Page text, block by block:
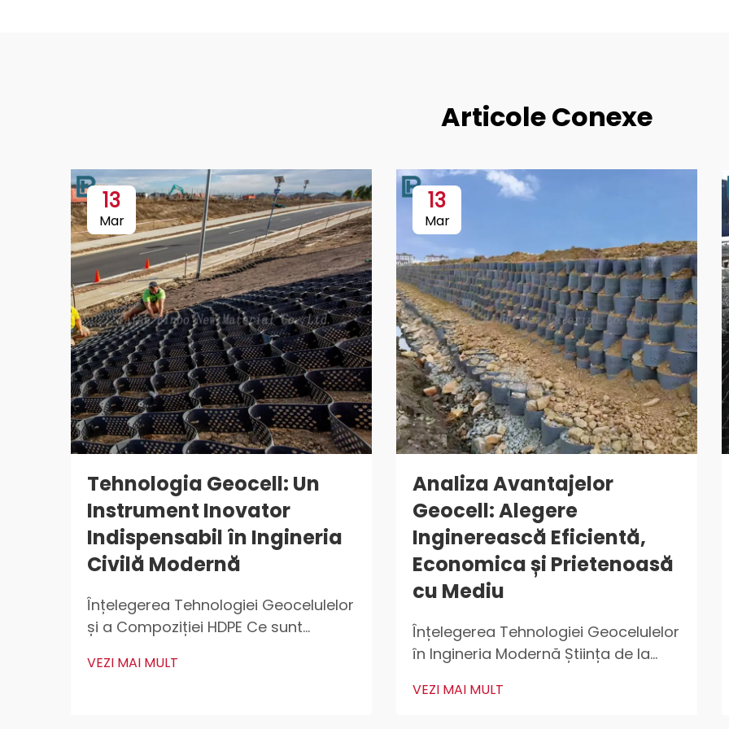
Articole Conexe
13
Mar
Tehnologia Geocell: Un
Instrument Inovator
Indispensabil în Ingineria
Civilă Modernă
Înțelegerea Tehnologiei Geocelulelor
și a Compoziției HDPE Ce sunt
structuri ușoare, tridimensionale
VEZI MAI MULT
13
Mar
Analiza Avantajelor
Geocell: Alegere
Inginerească Eficientă,
Economica și Prietenoasă
cu Mediu
Înțelegerea Tehnologiei Geocelulelor
în Ingineria Modernă Știința de la
Cellulară Tehnologia geocelulelor
VEZI MAI MULT